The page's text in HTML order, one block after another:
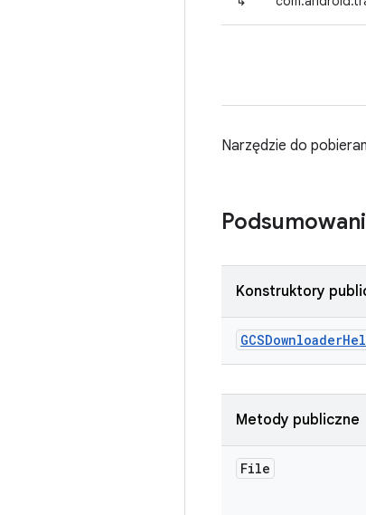
Narzędzie do
Konstruktory
GCSDownloader
Metody publiczne
File